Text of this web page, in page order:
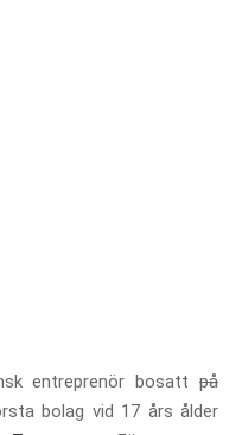
entreprenör bosatt på
bolag vid 17 års ålder